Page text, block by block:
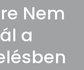
Nem
a